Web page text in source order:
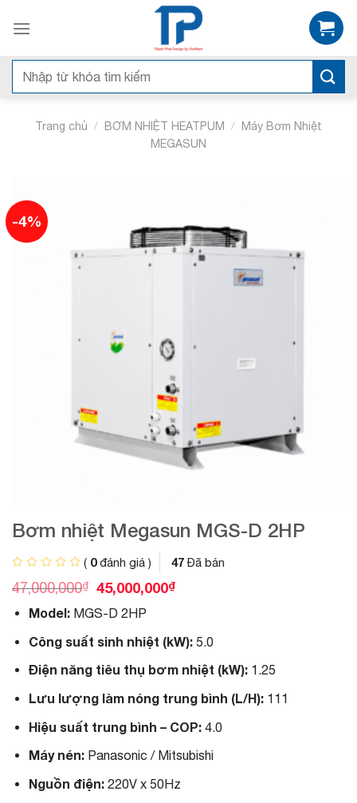
Tìm
kiếm:
Trang chủ / BƠM NHIỆT HEATPUM /
Máy Bơm Nhiệt
MEGASUN
-4%
Bơm nhiệt Megasun MGS-D 2HP
( 0đánh giá ) 47Đã bán
47,000,000₫
G
á
ố
l
:
7
0
0
45,000,000₫G
i
n
ạ
l
:
5
Model:MGS-D 2HP
Công suất sinh nhiệt (kW):5.0
Điện năng tiêu thụ bơm nhiệt (kW):1.25
Lưu lượng làm nóng trung bình (L/H):111
Hiệu suất trung bình – COP:4.0
Máy nén:Panasonic / Mitsubishi
Nguồn điện:220V x 50Hz